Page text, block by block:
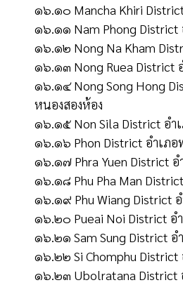
๑๖.๑๐ Mancha Khiri
๑๖.๑๑ Nam Phong District
๑๖.๑๒ Nong Na Kham
๑๖.๑๓ Nong Ruea District
๑๖.๑๔ Nong Song Hong
หนองสองห้อง
๑๖.๑๕ Non Sila District อำ
๑๖.๑๖ Phon District อำเภอ
๑๖.๑๗ Phra Yuen District อ
๑๖.๑๘ Phu Pha Man
๑๖.๑๙ Phu Wiang District อ
๑๖.๒๐ Pueai Noi District อ
๑๖.๒๑ Sam Sung District อ
๑๖.๒๒ Si Chomphu District
๑๖.๒๓ Ubolratana District